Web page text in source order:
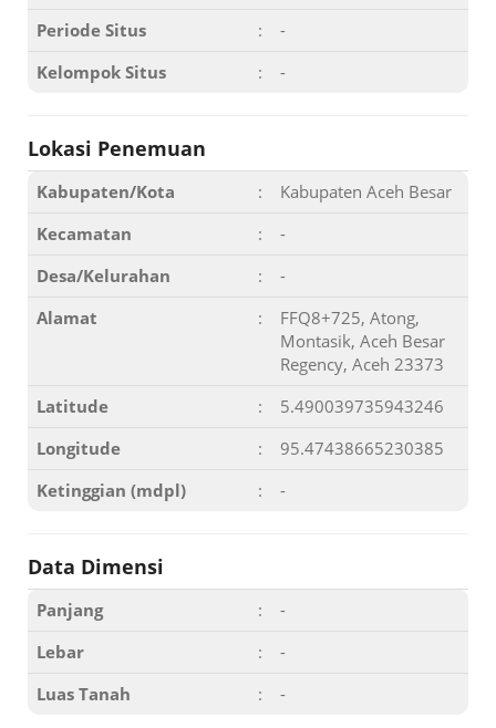
Periode Situs
:
-
Kelompok Situs
: -
Lokasi Penemuan
Kabupaten/Kota :
Kabupaten Aceh Besar
Kecamatan
:
-
Desa/Kelurahan
:
-
Alamat
:
FFQ8+725, Atong,
Montasik, Aceh Besar
Regency, Aceh 23373
Latitude
:
5.490039735943246
Longitude
:
95.47438665230385
Ketinggian (mdpl)
: -
Data Dimensi
Panjang :
-
Lebar
:
-
Luas Tanah
: -